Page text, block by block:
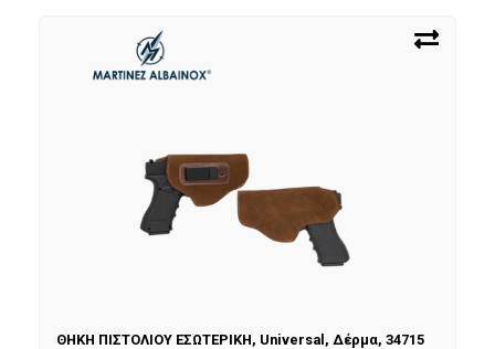
ΘΗΚΗ ΠΙΣΤΟΛΙΟΥ ΕΣΩΤΕΡΙΚΗ, Universal, Δέρμα, 34715